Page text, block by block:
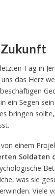
Zukunft
Tag in
das Herz
ein Segen
bringen
einem
Soldaten
was sie
Viele